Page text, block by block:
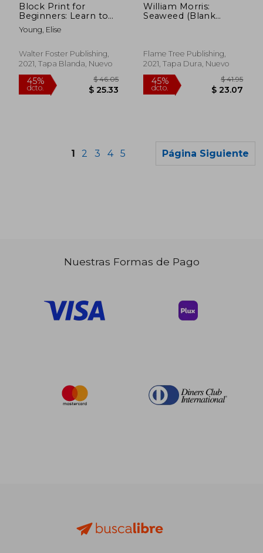
Block Print for
Beginners: Learn to
Make Lino Blocks and
Create Unique Relief
Artist) (en Inglés)
Young, Elise
Walter Foster Publishing,
2021, Tapa Blanda, Nuevo
William Morris:
Seaweed (Blank
Flame Tree Publishing,
2021, Tapa Dura, Nuevo
1 2 3 4 5 Página Siguiente
Nuestras Formas de Pago